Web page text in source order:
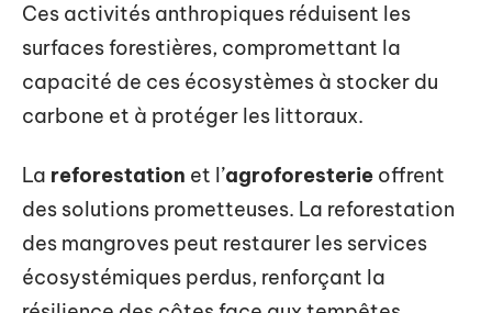
Ces activités anthropiques réduisent les
surfaces forestières, compromettant la
capacité de ces écosystèmes à stocker du
carbone et à protéger les littoraux.
La reforestation et l’agroforesterie offrent
des solutions prometteuses. La reforestation
des mangroves peut restaurer les services
écosystémiques perdus, renforçant la